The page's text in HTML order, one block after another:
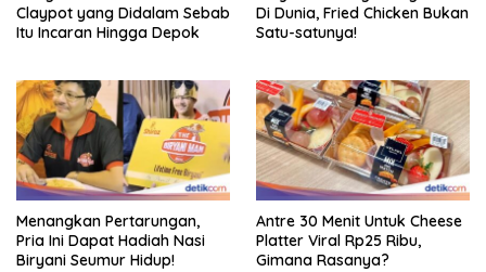
Claypot yang Didalam Sebab
Itu Incaran Hingga Depok
Di Dunia, Fried Chicken Bukan
Satu-satunya!
Menangkan Pertarungan,
Pria Ini Dapat Hadiah Nasi
Biryani Seumur Hidup!
Antre 30 Menit Untuk Cheese
Platter Viral Rp25 Ribu,
Gimana Rasanya?